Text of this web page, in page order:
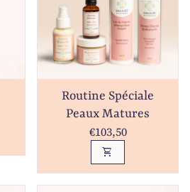
Routine Spéciale
Peaux Matures
Prix normal
€103,50
shopping_cart